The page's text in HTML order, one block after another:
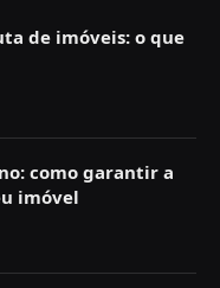
de imóveis: o que
como garantir a
imóvel